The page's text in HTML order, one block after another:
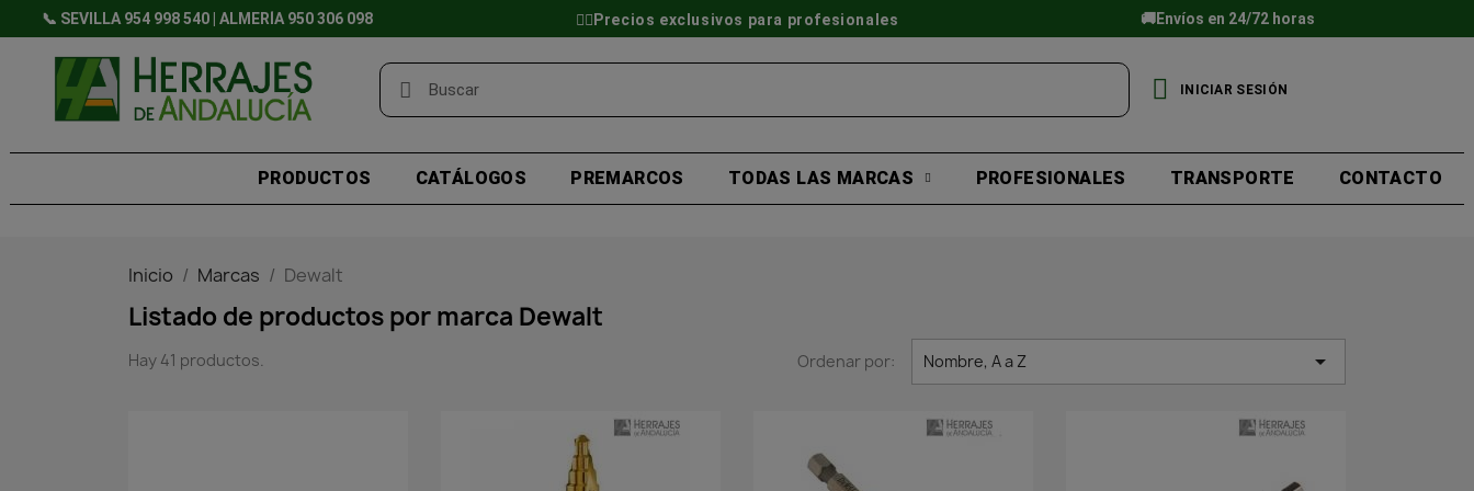
📞 SEVILLA 954 998 540 | ALMERÍA 950 306 098 👷‍♂️Precios exclusivos para profesionales 🚚Envíos en 24/72 horas
INICIAR SESIÓN
PRODUCTOS CATÁLOGOS PREMARCOS TODAS LAS MARCAS PROFESIONALES TRANSPORTE CONTACTO
Inicio Marcas Dewalt
Listado de productos por marca Dewalt
Hay 41 productos. Ordenar por: Nombre, A a Z 